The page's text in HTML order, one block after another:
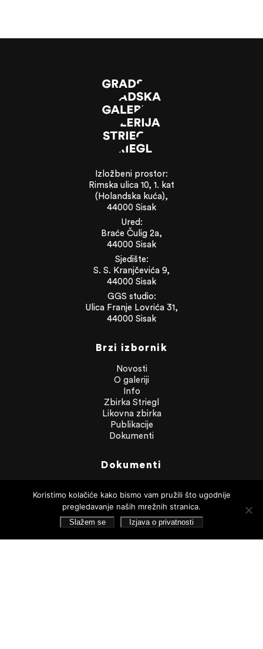
Izložbeni prostor:
Rimska ulica 10, 1. kat
(Holandska kuća),
44000 Sisak
Ured:
Braće Čulig 2a,
44000 Sisak
Sjedište:
S. S. Kranjčevića 9,
44000 Sisak
GGS studio:
Ulica Franje Lovrića 31,
44000 Sisak
Brzi izbornik
Novosti
O galeriji
Info
Zbirka Striegl
Likovna zbirka
Publikacije
Dokumenti
Dokumenti
Javna nabava
Statut Galerije
Pristup informacijama
Izjava o privatnosti
Koristimo kolačiće kako bismo vam pružili što ugodnije
pregledavanje naših mrežnih stranica.
Slažem se Izjava o privatnosti